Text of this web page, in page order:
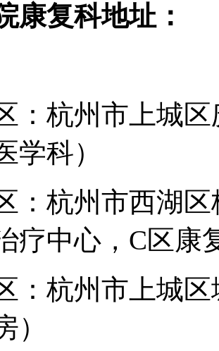
康复科地址：
： 杭州市上城区
学科）
： 杭州市西湖区
疗中心，C区康
： 杭州市上城区
）